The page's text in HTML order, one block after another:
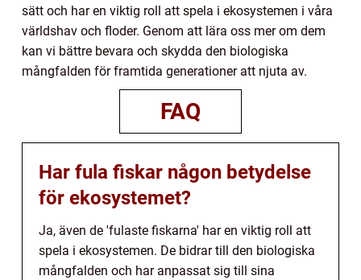
sätt och har en viktig roll att spela i ekosystemen i våra
världshav och floder. Genom att lära oss mer om dem
kan vi bättre bevara och skydda den biologiska
mångfalden för framtida generationer att njuta av.
FAQ
Har fula fiskar någon betydelse
för ekosystemet?
Ja, även de 'fulaste fiskarna' har en viktig roll att
spela i ekosystemen. De bidrar till den biologiska
mångfalden och har anpassat sig till sina